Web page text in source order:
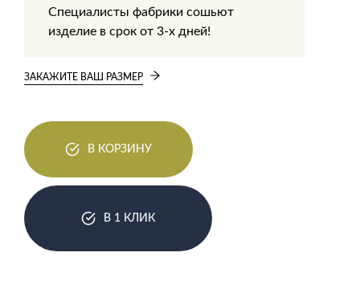
Специалисты фабрики сошьют
изделие в срок от 3-х дней!
ЗАКАЖИТЕ ВАШ РАЗМЕР
В КОРЗИНУ
В 1 КЛИК